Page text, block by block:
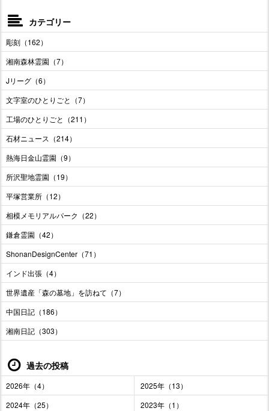
カテゴリー
彫刻（162）
湘南森林霊園（7）
Jリーグ（6）
文字室のひとりごと（7）
工場のひとりごと（211）
石材ニュース（214）
熱海日金山霊園（9）
所沢聖地霊園（19）
平塚営業所（12）
相模メモリアルパーク（22）
鎌倉霊園（42）
ShonanDesignCenter（71）
インド出張（4）
世界遺産「森の墓地」を訪ねて（7）
中国日記（186）
湘南日記（303）
過去の投稿
2026年（4）
2025年（13）
2024年（25）
2023年（1）